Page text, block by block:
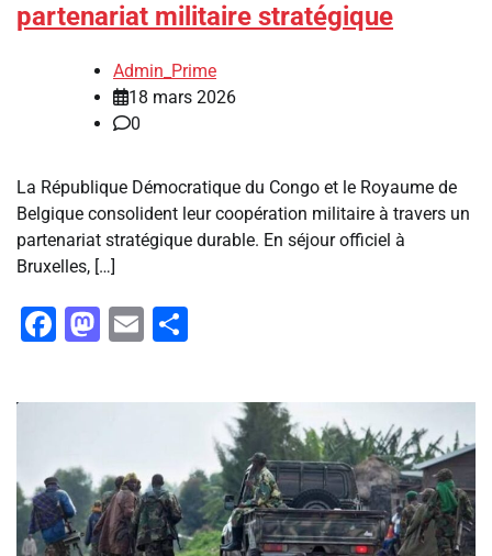
partenariat militaire stratégique
Admin_Prime
18 mars 2026
0
La République Démocratique du Congo et le Royaume de
Belgique consolident leur coopération militaire à travers un
partenariat stratégique durable. En séjour officiel à
Bruxelles, […]
Facebook
Mastodon
Email